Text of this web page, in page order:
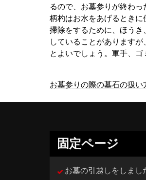
るので、お墓参りが終わっ
柄杓はお水をあげるときに
掃除をするために、ほう
していることがあります
とよいでしょう。軍手、ゴ
投
稿
ビ
ゲ
ー
お墓参りの際の墓石の扱い
固定ページ
お墓の引越しをしまし